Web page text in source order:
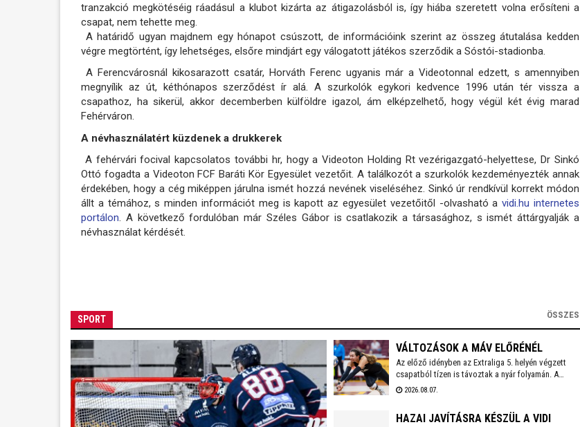
tranzakció megkötéséig ráadásul a klubot kizárta az átigazolásból is, így hiába szeretett volna erősíteni a
csapat, nem tehette meg.
A határidő ugyan majdnem egy hónapot csúszott, de információink szerint az összeg átutalása kedden
végre megtörtént, így lehetséges, elsőre mindjárt egy válogatott játékos szerződik a Sóstói-stadionba.
A Ferencvárosnál kikosarazott csatár, Horváth Ferenc ugyanis már a Videotonnal edzett, s amennyiben
megnyílik az út, kéthónapos szerződést ír alá. A szurkolók egykori kedvence 1996 után tér vissza a
csapathoz, ha sikerül, akkor decemberben külföldre igazol, ám elképzelhető, hogy végül két évig marad
Fehérváron.
A névhasználatért küzdenek a drukkerek
A fehérvári focival kapcsolatos további hr, hogy a Videoton Holding Rt vezérigazgató-helyettese, Dr Sinkó
Ottó fogadta a Videoton FCF Baráti Kör Egyesület vezetőit. A találkozót a szurkolók kezdeményezték annak
érdekében, hogy a cég miképpen járulna ismét hozzá nevének viseléséhez. Sinkó úr rendkívül korrekt módon
állt a témához, s minden információt meg is kapott az egyesület vezetőitől -olvasható avidi.hu internetes
portálon. A következő fordulóban már Széles Gábor is csatlakozik a társasághoz, s ismét áttárgyalják a
névhasználat kérdését.
SPORT ÖSSZES
VÁLTOZÁSOK A MÁV ELŐRÉNÉL
Az előző idényben az Extraliga 5. helyén végzett
csapatból tízen is távoztak a nyár folyamán. A
holtszezonban reményteljes magyar és külföldi
2026/2027-es évadban is Kaszap Tamás felel.
2026.08.07.
HAZAI JAVÍTÁSRA KÉSZÜL A VIDI